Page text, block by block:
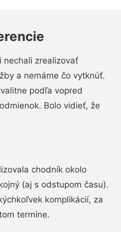
nechali zrealizovať
a nemáme čo vytknúť.
podľa vopred
Bolo vidieť, že
chodník okolo
(aj s odstupom času).
komplikácií, za
termíne.